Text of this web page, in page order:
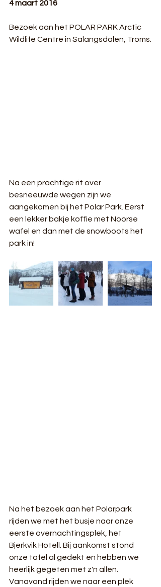
4 maart 2016
Bezoek aan het POLAR PARK Arctic
Wildlife Centre in Salangsdalen, Troms.
Na een prachtige rit over
besneeuwde wegen zijn we
aangekomen bij het Polar Park. Eerst
een lekker bakje koffie met Noorse
wafel en dan met de snowboots het
park in!
Na het bezoek aan het Polarpark
rijden we met het busje naar onze
eerste overnachtingsplek, het
Bjerkvik Hotell. Bij aankomst stond
onze tafel al gedekt en hebben we
heerlijk gegeten met z'n allen.
Vanavond rijden we naar een plek